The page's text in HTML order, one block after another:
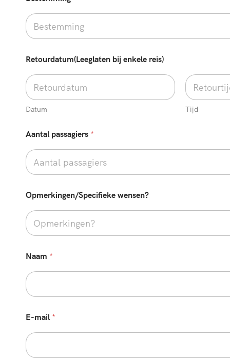
Retourdatum(Leeglaten bij enkele reis)
Datum Tijd
Aantal passagiers *
Opmerkingen/Specifieke wensen?
Naam *
n
e
l
e
E-mail *